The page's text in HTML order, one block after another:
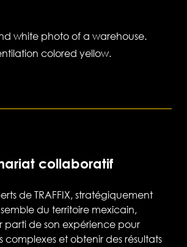
collaboratif
de TRAFFIX, stratégiquement
du territoire mexicain,
parti de son expérience pour
complexes et obtenir des résultats